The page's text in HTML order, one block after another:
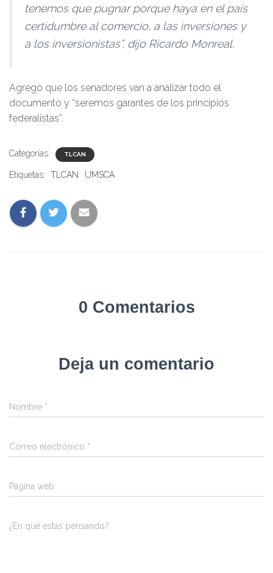
tenemos que pug­nar porque haya en el país
certidumbre al comercio, a las inversiones y
a los in­versionistas”, dijo Ricardo Monreal.
Agregó que los sena­dores van a analizar todo el
documento y “seremos garantes de los principios
federalistas”.
Categorías: TLCAN
Etiquetas: TLCAN UMSCA
0 Comentarios
Deja un comentario
Nombre *
Correo electrónico *
Página web
¿En qué estás pensando?